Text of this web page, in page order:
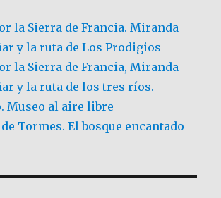
la Sierra de Francia. Miranda
y la ruta de Los Prodigios
la Sierra de Francia, Miranda
y la ruta de los tres ríos.
Museo al aire libre
Tormes. El bosque encantado